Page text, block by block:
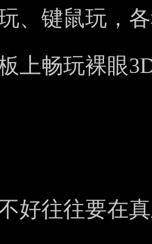
、键鼠玩，
上畅玩裸眼
好往往要在